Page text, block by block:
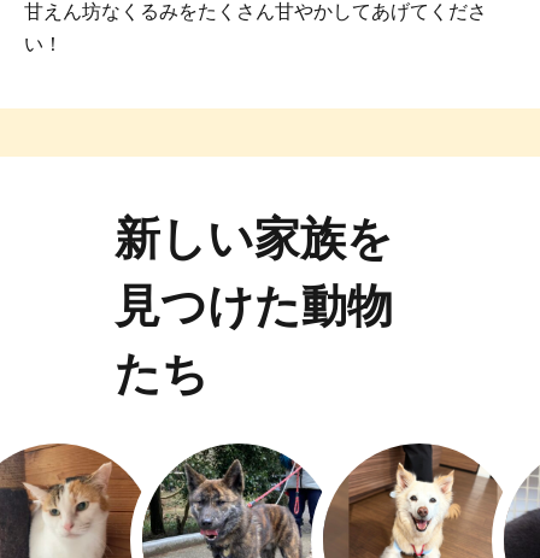
甘えん坊なくるみをたくさん甘やかしてあげてくださ
い！
新しい家族を
見つけた動物
たち